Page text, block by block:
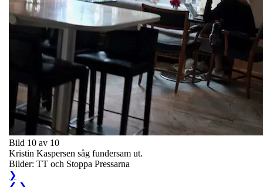
Bild 10 av 10
Kristin Kaspersen såg fundersam ut.
Bilder: TT och Stoppa Pressarna
❯